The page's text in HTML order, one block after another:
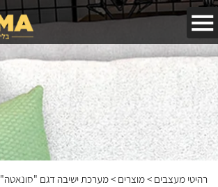
חפשו באתר
רהיטי מעצבים >מוצרים >מערכת ישיבה דגם "סונאטה"